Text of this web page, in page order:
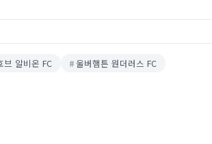
브 알비온 FC
울버햄튼 원더러스 FC